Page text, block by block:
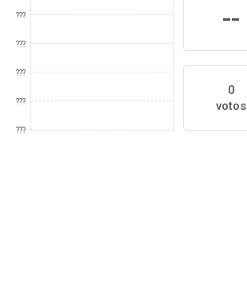
???
???
???
???
???
--
0
votos